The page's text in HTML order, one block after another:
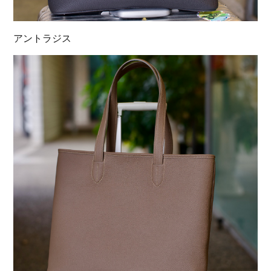
アントラジス